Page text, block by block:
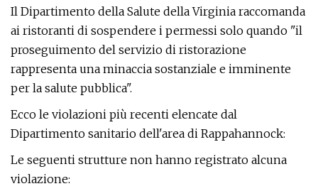
Il Dipartimento della Salute della Virginia raccomanda
ai ristoranti di sospendere i permessi solo quando "il
proseguimento del servizio di ristorazione
rappresenta una minaccia sostanziale e imminente
per la salute pubblica".
Ecco le violazioni più recenti elencate dal
Dipartimento sanitario dell'area di Rappahannock:
Le seguenti strutture non hanno registrato alcuna
violazione: